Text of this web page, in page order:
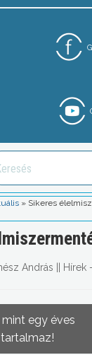
» Sikeres
András Hírek
egy éves